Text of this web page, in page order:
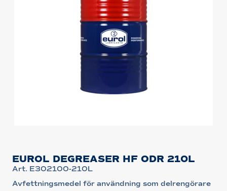
EUROL DEGREASER HF ODR 210L
Art. E302100-210L
Avfettningsmedel för användning som delrengörare